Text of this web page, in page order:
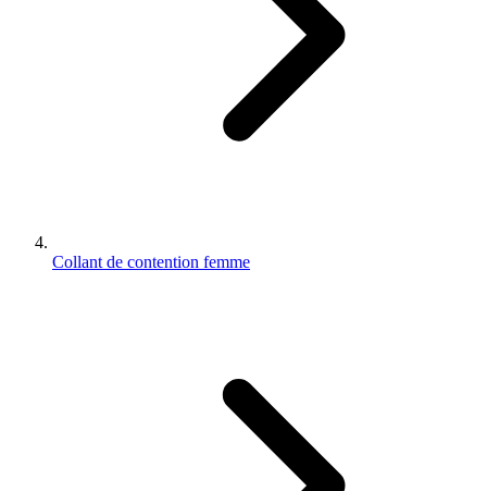
Collant de contention femme